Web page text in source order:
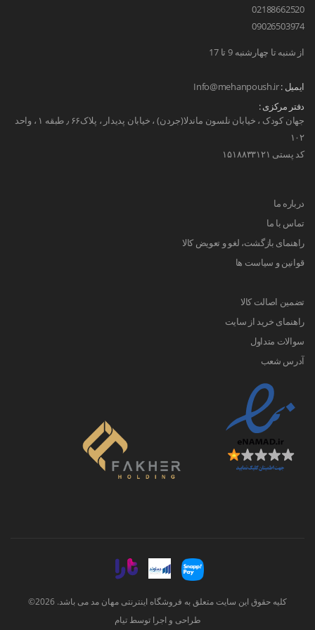
02188662520
09026503974
از شنبه تا چهارشنبه 9 تا 17
ایمیل :Info@mehanpoush.ir
دفتر مرکزی :
جهان کودک ، خیابان نلسون ماندلا(جردن) ، خیابان پدیدار ، پلاک۶۶ ٫ طبقه ۱ ، واحد
۱۰۲
کد پستی ۱۵۱۸۸۳۳۱۲۱
درباره ما
تماس با ما
راهنمای بازگشت، لغو و تعویض کالا
قوانین و سیاست ها
تضمین اصالت کالا
راهنمای خرید از سایت
سوالات متداول
آدرس شعب
کلیه حقوق این سایت متعلق به فروشگاه اینترنتی مهان مد می باشد. 2026©
طراحی و اجرا توسطتیام